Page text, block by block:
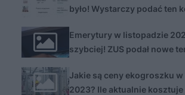
było! Wystarczy podać ten
Emerytury w listopadzie
szybciej! ZUS podał nowe
Jakie są ceny ekogroszku
2023? Ile aktualnie kosztuje